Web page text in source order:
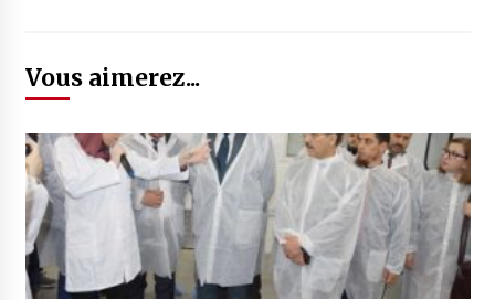
Vous aimerez...